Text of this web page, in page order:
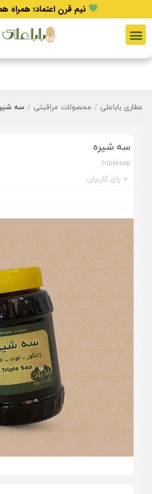
نیم قرن اعتماد؛
عطاری باباعلی / محصولات مراقبتی / سه
سه شیره
triplesap
0 رای کاربران